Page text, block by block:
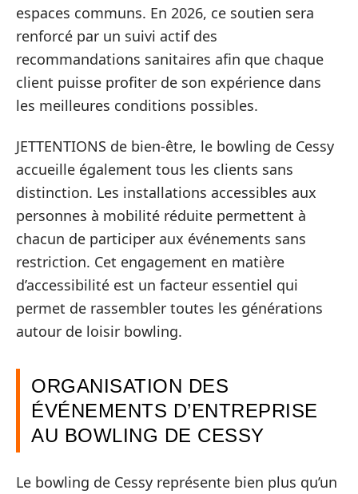
espaces communs. En 2026, ce soutien sera
renforcé par un suivi actif des
recommandations sanitaires afin que chaque
client puisse profiter de son expérience dans
les meilleures conditions possibles.
JETTENTIONS de bien-être, le bowling de Cessy
accueille également tous les clients sans
distinction. Les installations accessibles aux
personnes à mobilité réduite permettent à
chacun de participer aux événements sans
restriction. Cet engagement en matière
d’accessibilité est un facteur essentiel qui
permet de rassembler toutes les générations
autour de loisir bowling.
ORGANISATION DES
ÉVÉNEMENTS D’ENTREPRISE
AU BOWLING DE CESSY
Le bowling de Cessy représente bien plus qu’un